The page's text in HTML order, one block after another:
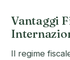
Vantaggi
Il regime